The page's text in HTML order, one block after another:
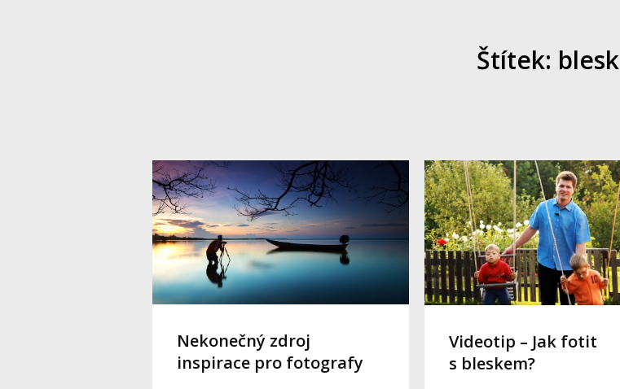
Štítek: blesk
Nekonečný zdroj
inspirace pro fotografy
Videotip – Jak fotit
s bleskem?